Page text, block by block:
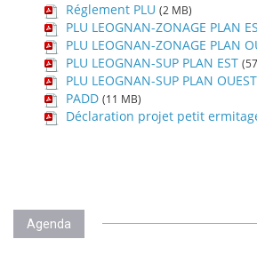
Réglement PLU (2 MB)
PLU LEOGNAN-ZONAGE PLAN
PLU LEOGNAN-ZONAGE PLAN
PLU LEOGNAN-SUP PLAN EST
PLU LEOGNAN-SUP PLAN OUEST
PADD (11 MB)
Déclaration projet petit
Agenda